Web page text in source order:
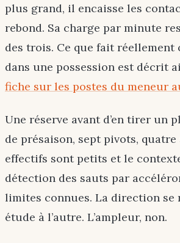
plus grand, il encaisse les
rebond. Sa charge par minute
des trois. Ce que fait réellement
dans une possession est décrit
fiche sur les postes du meneur
Une réserve avant d’en tirer un
de présaison, sept pivots,
effectifs sont petits et le
détection des sauts par
limites connues. La direction se
étude à l’autre. L’ampleur, non.